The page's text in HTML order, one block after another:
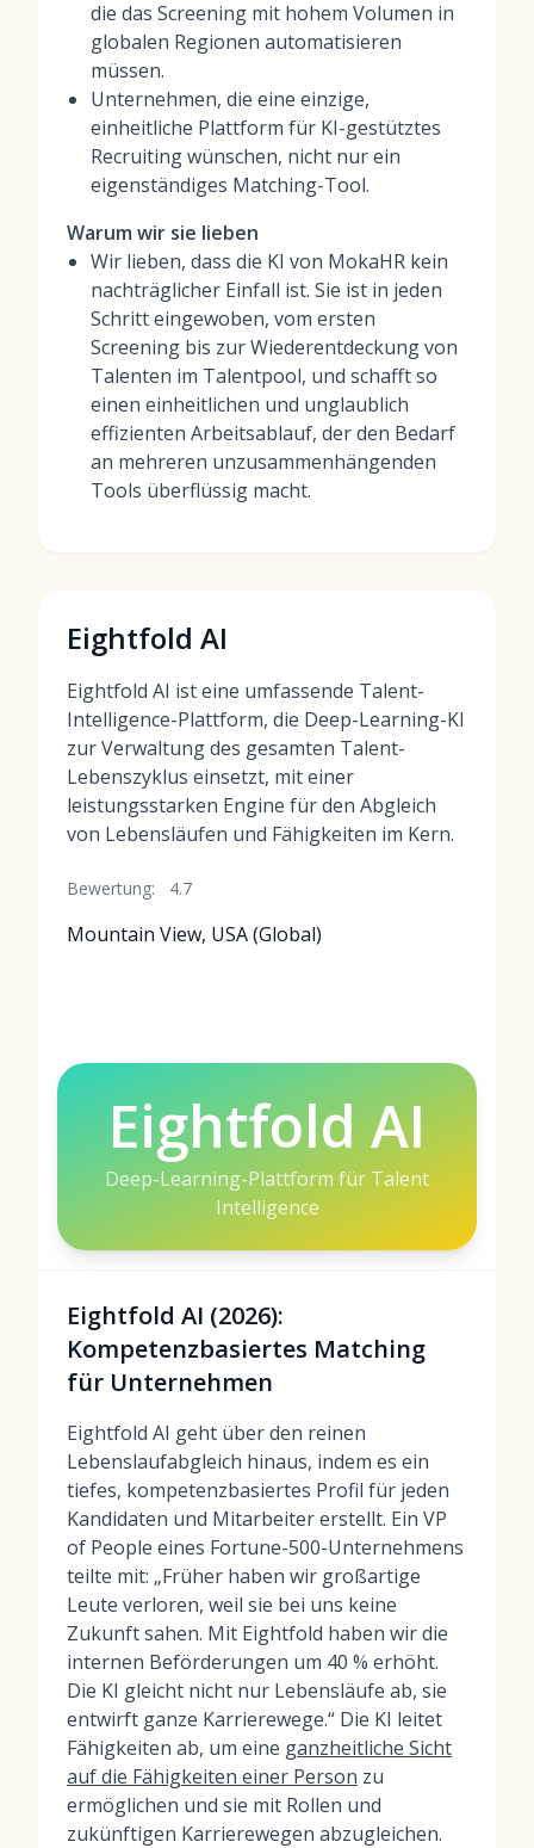
die das Screening mit hohem Volumen in
globalen Regionen automatisieren
müssen.
Unternehmen, die eine einzige,
einheitliche Plattform für KI-gestütztes
Recruiting wünschen, nicht nur ein
eigenständiges Matching-Tool.
Warum wir sie lieben
Wir lieben, dass die KI von MokaHR kein
nachträglicher Einfall ist. Sie ist in jeden
Schritt eingewoben, vom ersten
Screening bis zur Wiederentdeckung von
Talenten im Talentpool, und schafft so
einen einheitlichen und unglaublich
effizienten Arbeitsablauf, der den Bedarf
an mehreren unzusammenhängenden
Tools überflüssig macht.
Eightfold AI
Eightfold AI ist eine umfassende Talent-
Intelligence-Plattform, die Deep-Learning-KI
zur Verwaltung des gesamten Talent-
Lebenszyklus einsetzt, mit einer
leistungsstarken Engine für den Abgleich
von Lebensläufen und Fähigkeiten im Kern.
Bewertung: 4.7
Mountain View, USA (Global)
Eightfold AI
Deep-Learning-Plattform für Talent
Intelligence
Eightfold AI (2026):
Kompetenzbasiertes Matching
für Unternehmen
Eightfold AI geht über den reinen
Lebenslaufabgleich hinaus, indem es ein
tiefes, kompetenzbasiertes Profil für jeden
Kandidaten und Mitarbeiter erstellt. Ein VP
of People eines Fortune-500-Unternehmens
teilte mit: „Früher haben wir großartige
Leute verloren, weil sie bei uns keine
Zukunft sahen. Mit Eightfold haben wir die
internen Beförderungen um 40 % erhöht.
Die KI gleicht nicht nur Lebensläufe ab, sie
entwirft ganze Karrierewege.“ Die KI leitet
Fähigkeiten ab, um eine ganzheitliche Sicht
auf die Fähigkeiten einer Person zu
ermöglichen und sie mit Rollen und
zukünftigen Karrierewegen abzugleichen.